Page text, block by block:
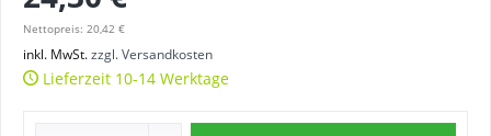
Nettopreis: 20,42 €
inkl. MwSt.zzgl. Versandkosten
Lieferzeit 10-14 Werktage